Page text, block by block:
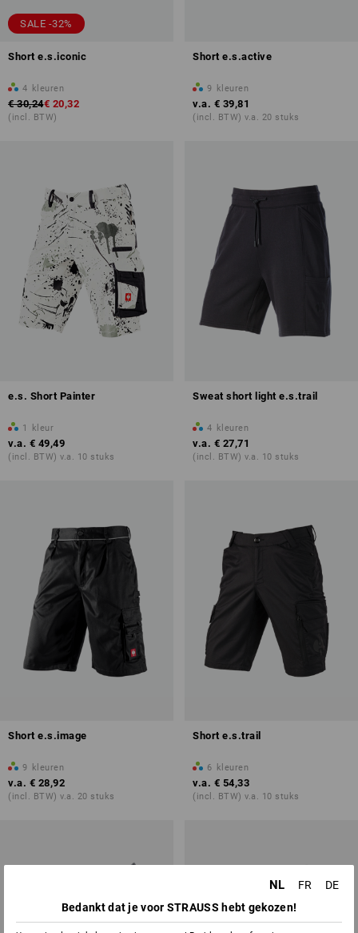
SALE -32%
Short e.s.iconic
4 kleuren
€ 30,24€ 20,32
(incl. BTW)
Short e.s.active
9 kleuren
v.a. € 39,81
(incl. BTW) v.a. 20 stuks
e.s. Short Painter
1 kleur
v.a. € 49,49
(incl. BTW) v.a. 10 stuks
Sweat short light e.s.trail
4 kleuren
v.a. € 27,71
(incl. BTW) v.a. 10 stuks
Short e.s.image
9 kleuren
v.a. € 28,92
(incl. BTW) v.a. 20 stuks
Short e.s.trail
6 kleuren
v.a. € 54,33
(incl. BTW) v.a. 10 stuks
NL FR
DE
Bedankt dat je voor STRAUSS hebt gekozen!